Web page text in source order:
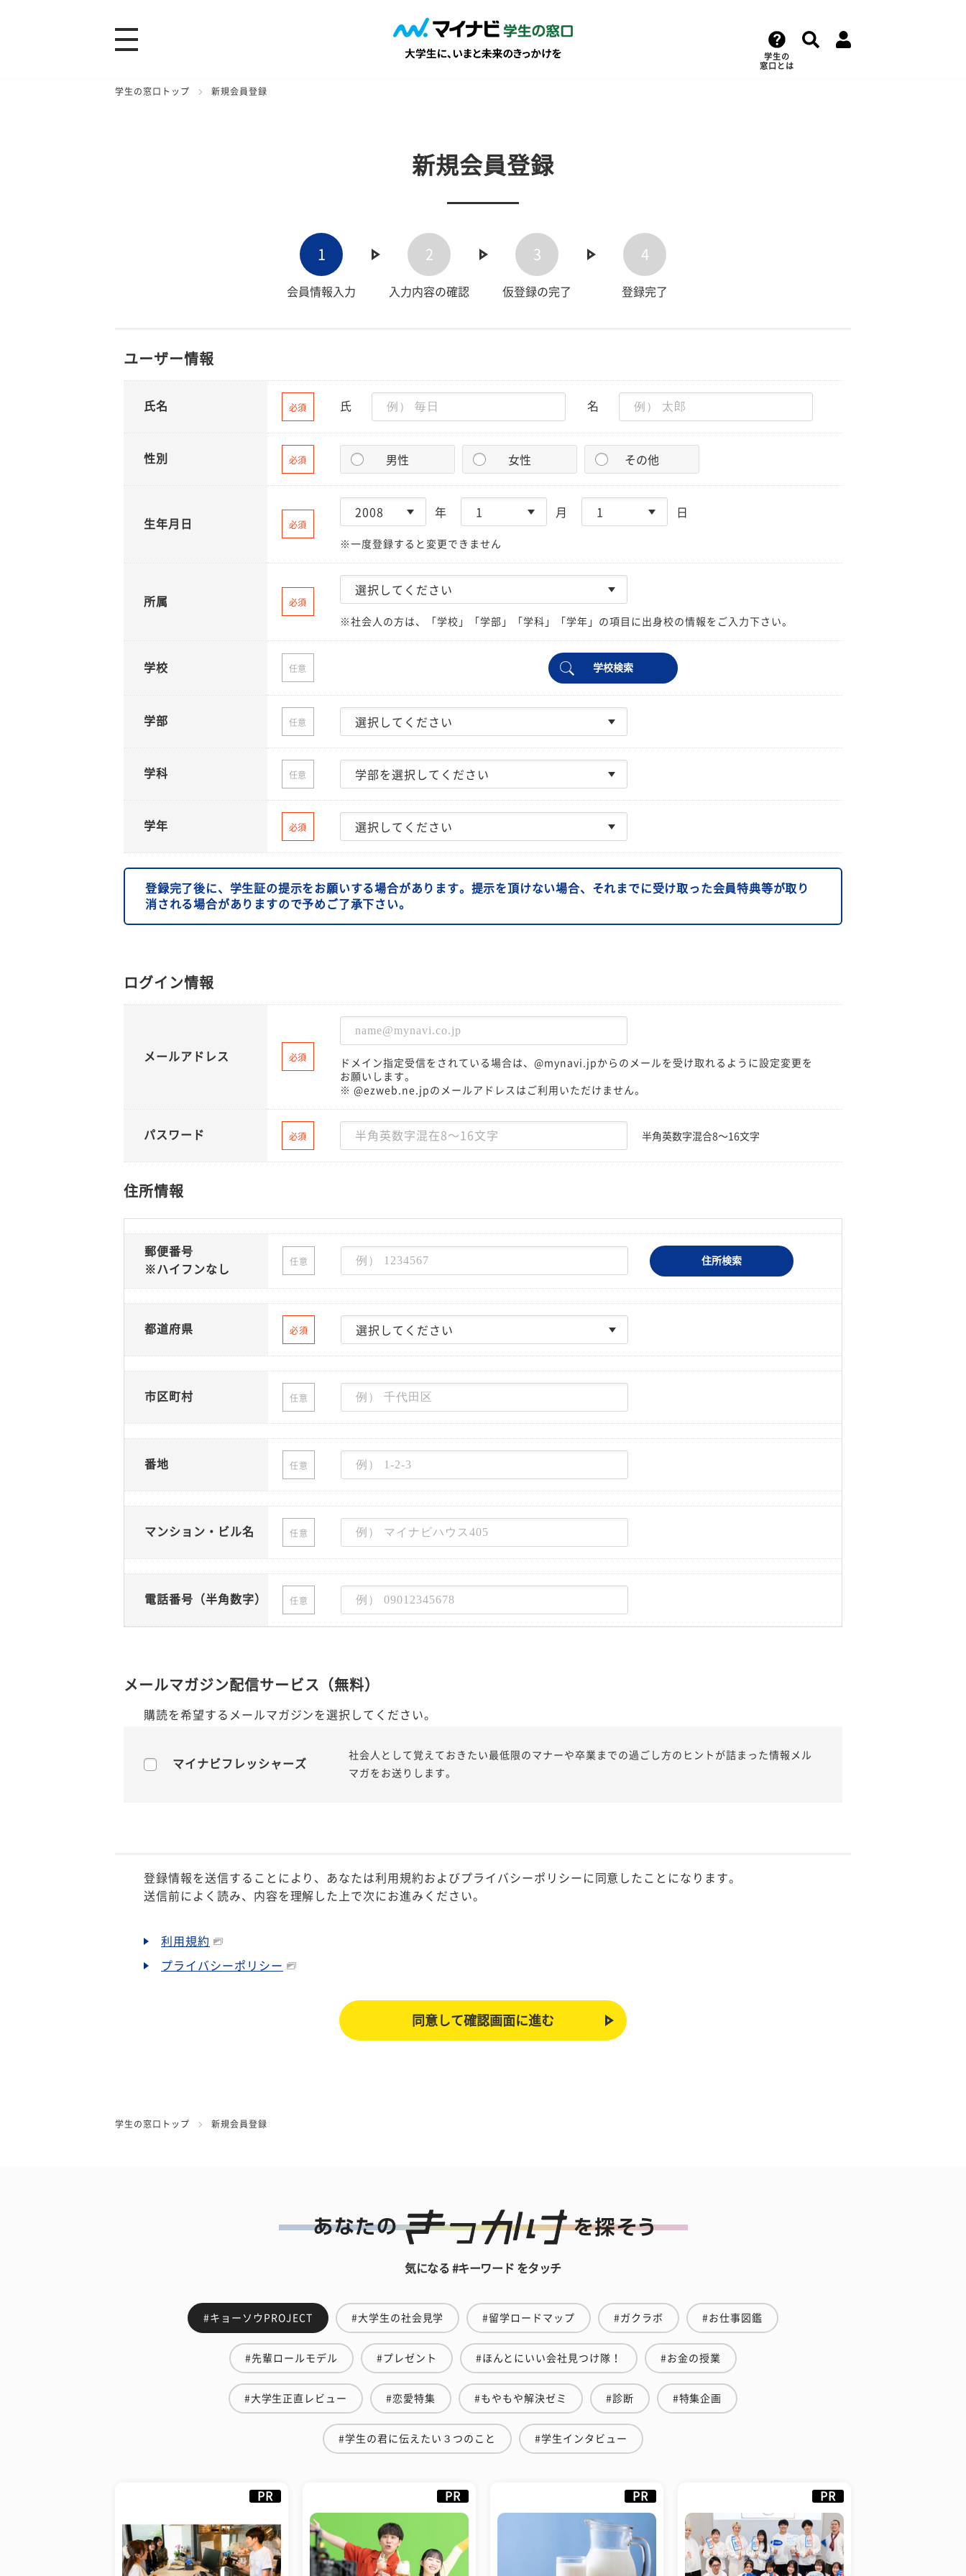
学生の
窓口とは
学生の窓口トップ 新規会員登録
新規会員登録
1
会員情報入力
2
入力内容の確認
3
仮登録の完了
4
登録完了
ユーザー情報
氏名 必須 氏 名
性別 必須 男性 女性 その他
生年月日 必須
年 月 日
※一度登録すると変更できません
所属 必須
※社会人の方は、「学校」「学部」「学科」「学年」の項目に出身校の情報をご入力下さい。
学校 任意 学校検索
学部 任意
学科 任意
学年 必須
登録完了後に、学生証の提示をお願いする場合があります。提示を頂けない場合、それまでに受け取った会員特典等が取り
消される場合がありますので予めご了承下さい。
ログイン情報
メールアドレス 必須
ドメイン指定受信をされている場合は、@mynavi.jpからのメールを受け取れるように設定変更を
お願いします。
※ @ezweb.ne.jpのメールアドレスはご利用いただけません。
パスワード 必須 半角英数字混合8〜16文字
住所情報
郵便番号
※ハイフンなし
任意 住所検索
都道府県 必須
市区町村 任意
番地 任意
マンション・ビル名 任意
電話番号（半角数字） 任意
メールマガジン配信サービス（無料）
購読を希望するメールマガジンを選択してください。
マイナビフレッシャーズ
社会人として覚えておきたい最低限のマナーや卒業までの過ごし方のヒントが詰まった情報メル
マガをお送りします。
登録情報を送信することにより、あなたは利用規約およびプライバシーポリシーに同意したことになります。
送信前によく読み、内容を理解した上で次にお進みください。
利用規約
プライバシーポリシー
学生の窓口トップ 新規会員登録
気になる #キーワード をタッチ
#キョーソウPROJECT #大学生の社会見学 #留学ロードマップ #ガクラボ #お仕事図鑑
#先輩ロールモデル #プレゼント #ほんとにいい会社見つけ隊！ #お金の授業
#大学生正直レビュー #恋愛特集 #もやもや解決ゼミ #診断 #特集企画
#学生の君に伝えたい３つのこと #学生インタビュー
PR PR PR PR